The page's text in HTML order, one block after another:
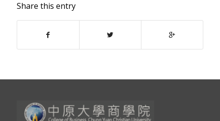
Share this entry